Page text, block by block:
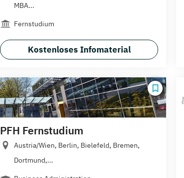
MBA...
Fernstudium
Kostenloses Infomaterial
PFH Fernstudium
Austria/Wien, Berlin, Bielefeld, Bremen,
Dortmund,...